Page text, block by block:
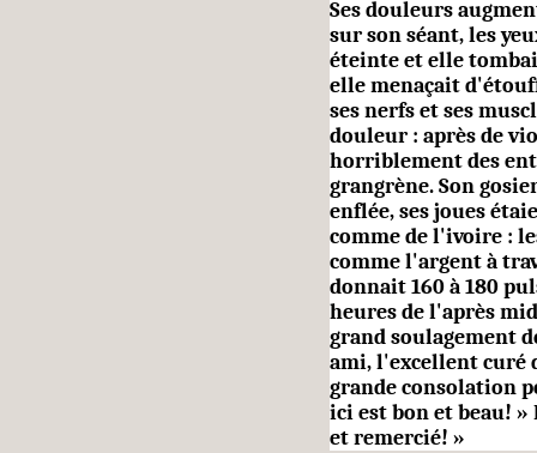
Ses douleurs
sur son séant, les
éteinte et elle
elle menaçait
ses nerfs et ses
douleur : après de
horriblement des
grangrène. Son
enflée, ses joues
comme de l'ivoire :
comme l'argent à
donnait 160 à 180
heures de l'après
grand soula­gement
ami, l'excel­lent curé
grande conso­lation
ici est bon et beau!
et remercié! »